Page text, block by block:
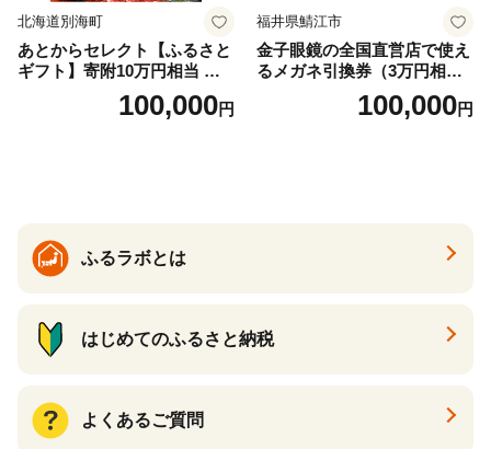
北海道別海町
あとからセレクト【ふるさと
ギフト】寄附10万円相当 あ
とから選べる！ ギフト いく
ら ほたて 海鮮 牛肉 別海町
ギフト ふるさと納税 ）
100,000円
福井県鯖江市
金子眼鏡の全国直営店で使え
るメガネ引換券（3万円相
100,000円
ふるラボとは
はじめてのふるさと納税
よくあるご質問